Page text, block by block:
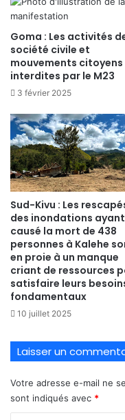
Goma : Les activités
société civile et
mouvements citoyens
interdites par le M23
3 février 2025
Sud-Kivu : Les
des inondations ayant
causé la mort de 438
personnes à Kalehe
en proie à un manque
criant de ressources
satisfaire leurs
fondamentaux
10 juillet 2025
Laisser un
Votre adresse e-mail ne
sont indiqués avec *